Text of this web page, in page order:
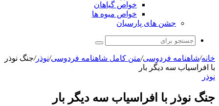
خواص گیاهان
خواص میوه ها
جشن های پارسیان
جستجو
برای
خانه/شاهنامه فردوسی/متن کامل شاهنامه فردوسی/نوذر/جنگ نوذر
با افراسیاب سه دیگر بار
نوذر
جنگ نوذر با افراسیاب سه دیگر بار